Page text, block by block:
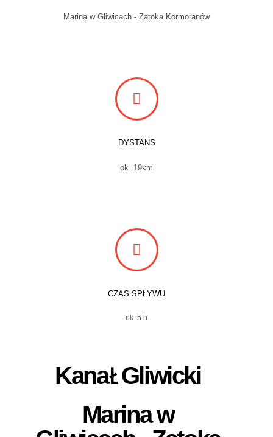
Kanał Gliwicki
Marina w
Marina w Gliwicach - Zatoka Kormoranów
DYSTANS
ok. 19km
CZAS SPŁYWU
ok. 5 h